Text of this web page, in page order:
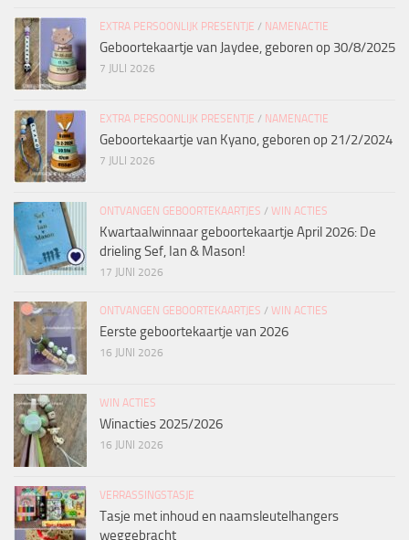
EXTRA PERSOONLIJK PRESENTJE / NAMENACTIE
Geboortekaartje van Jaydee, geboren op 30/8/2025
7 JULI 2026
EXTRA PERSOONLIJK PRESENTJE / NAMENACTIE
Geboortekaartje van Kyano, geboren op 21/2/2024
7 JULI 2026
ONTVANGEN GEBOORTEKAARTJES / WIN ACTIES
Kwartaalwinnaar geboortekaartje April 2026: De
drieling Sef, Ian & Mason!
17 JUNI 2026
ONTVANGEN GEBOORTEKAARTJES / WIN ACTIES
Eerste geboortekaartje van 2026
16 JUNI 2026
WIN ACTIES
Winacties 2025/2026
16 JUNI 2026
VERRASSINGSTASJE
Tasje met inhoud en naamsleutelhangers
weggebracht